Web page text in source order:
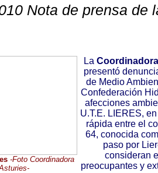
Nota de prensa
-Foto Coordinadora
La
presentó
de Medio
Confederación
afecciones
U.T.E. LIERES,
rápida entre el
64, conocida
paso por
consideran
preocupantes y